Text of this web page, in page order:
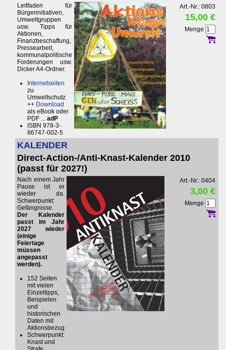
Leitfaden für
Bürgerinitiativen,
Umweltgruppen
usw. Tipps für
Aktionen,
Finanzbeschaffung,
Pressearbeit,
kommunalpolitische
Forderungen usw.
Dicker A4-Ordner.
Internetseiten
zu
Umweltschutz
++ Download
als eBook oder
PDF ... adP
ISBN 978-3-
86747-002-5
Art.-Nr.: 0803
15,00 €
Menge
KALENDER
Direct-Action-/Anti-Knast-Kalender 2010
(passt für 2027!)
Nach einem Jahr
Pause ist er
wieder da.
Schwerpunkt:
Gefängnisse.
Der Kalender
passt im Jahr
2027 wieder
(einige
Feiertage
müssen
angepasst
werden).
152 Seiten
mit vielen
Einzeltipps,
Beispielen
und
historischen
Daten mit
Aktionsbezug
Schwerpunkt:
Knast und
Art.-Nr.: 0404
3,00 €
Menge